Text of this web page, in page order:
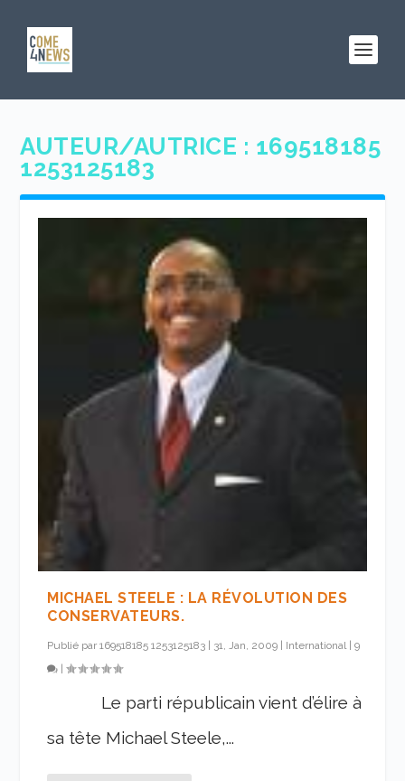
AUTEUR/AUTRICE : 169518185
1253125183
MICHAEL STEELE : LA RÉVOLUTION DES
CONSERVATEURS.
Publié par169518185 1253125183 31, Jan, 2009 International|9
|
Le parti républicain vient d’élire à
sa tête Michael Steele,...